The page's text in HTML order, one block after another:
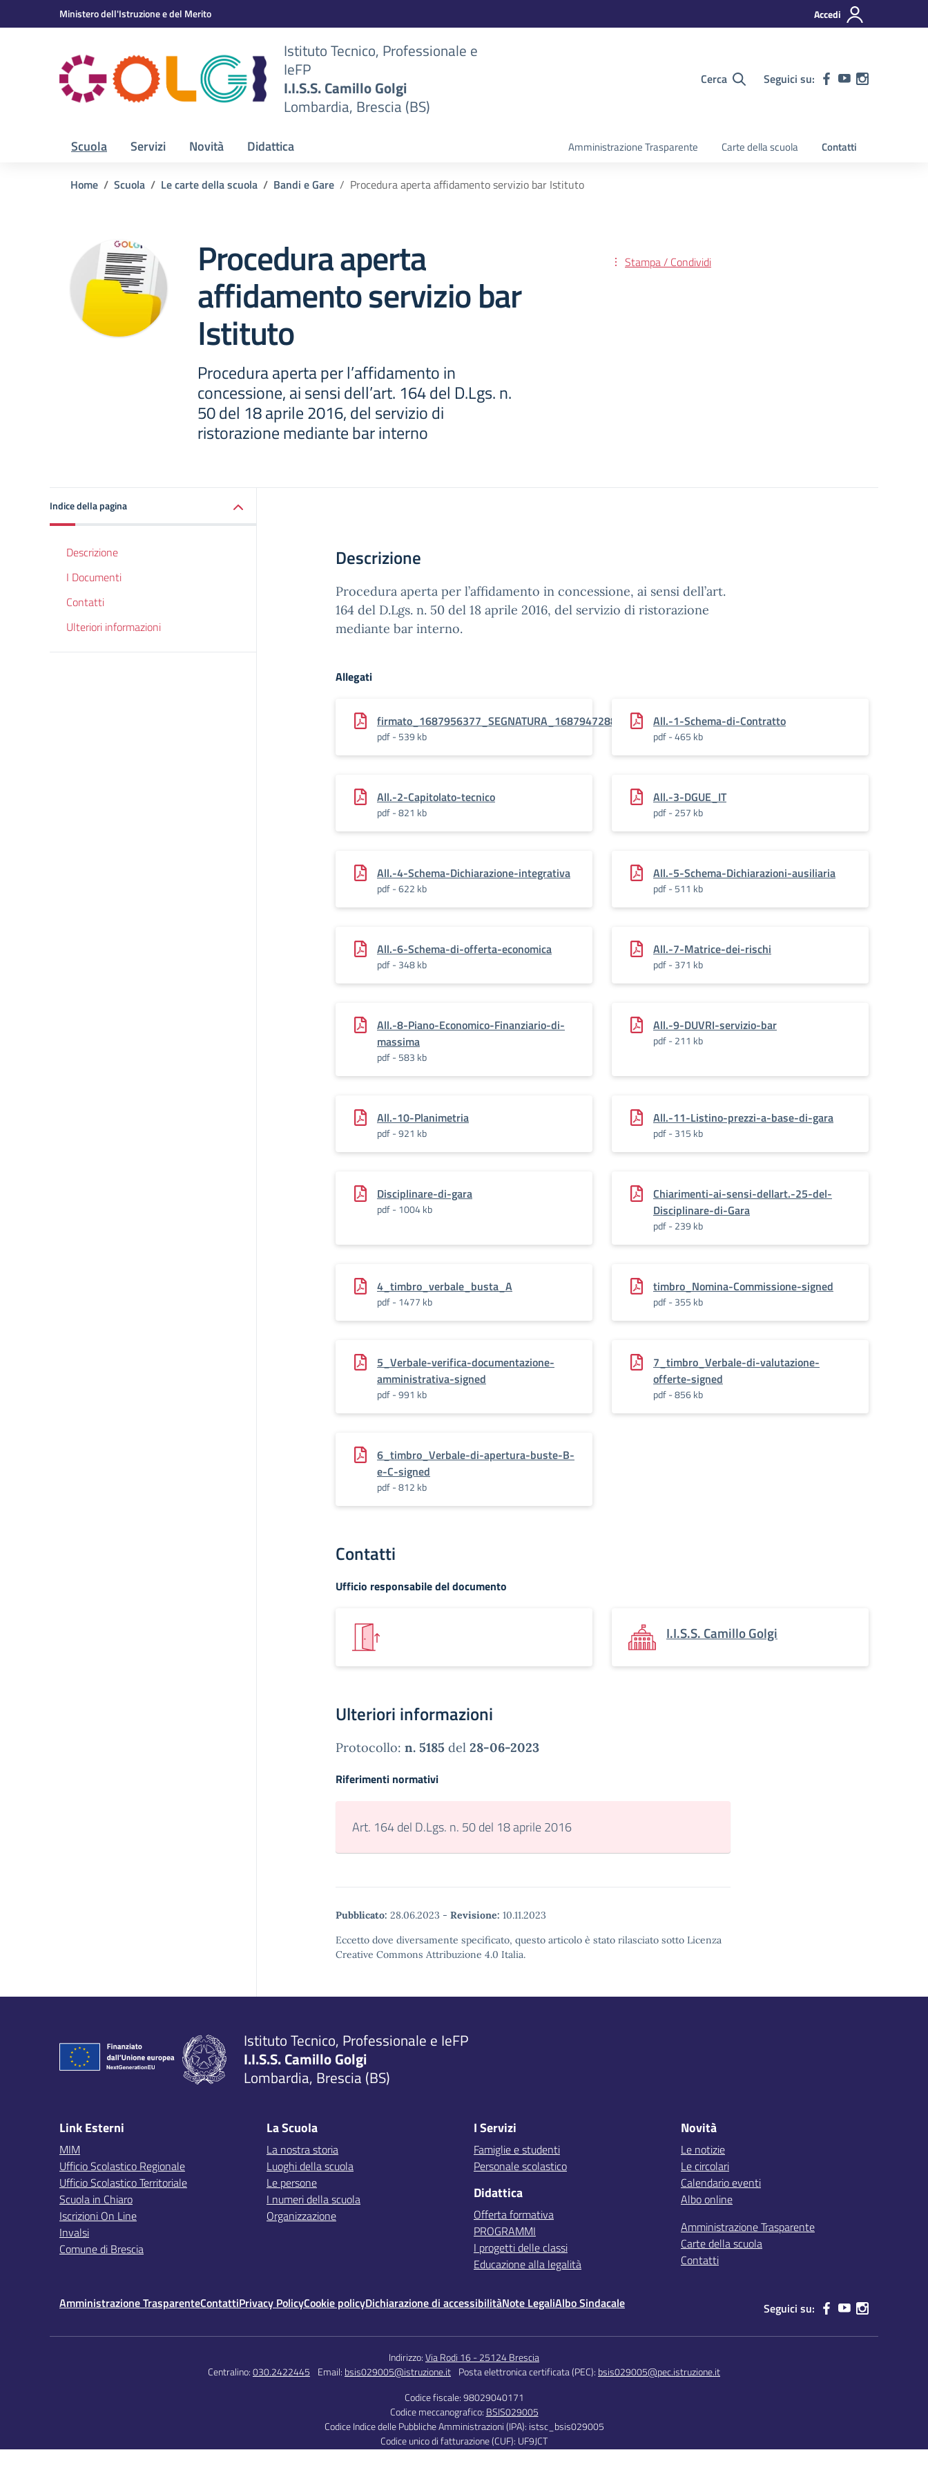
Vai ai contenuti
Vai al menu di navigazioneMinistero dell'Istruzione e del Merito Accedi
Istituto Tecnico, Professionale e
IeFP
I.I.S.S. Camillo Golgi
Lombardia, Brescia (BS)
Cerca Seguici su:
Scuola Servizi Novità Didattica Amministrazione Trasparente Carte della scuola Contatti
Home Scuola Le carte della scuola Bandi e Gare Procedura aperta affidamento servizio bar Istituto
Procedura aperta
affidamento servizio bar
Istituto
Procedura aperta per l’affidamento in
concessione, ai sensi dell’art. 164 del D.Lgs. n.
50 del 18 aprile 2016, del servizio di
ristorazione mediante bar interno
Stampa / Condividi
Indice della pagina
Descrizione
I Documenti
Contatti
Ulteriori informazioni
Descrizione
Procedura aperta per l’affidamento in concessione, ai sensi dell’art.
164 del D.Lgs. n. 50 del 18 aprile 2016, del servizio di ristorazione
mediante bar interno.
Allegati
firmato_1687956377_SEGNATURA_1687947288_determina_BAR
pdf - 539 kb
All.-1-Schema-di-Contratto
pdf - 465 kb
All.-2-Capitolato-tecnico
pdf - 821 kb
All.-3-DGUE_IT
pdf - 257 kb
All.-4-Schema-Dichiarazione-integrativa
pdf - 622 kb
All.-5-Schema-Dichiarazioni-ausiliaria
pdf - 511 kb
All.-6-Schema-di-offerta-economica
pdf - 348 kb
All.-7-Matrice-dei-rischi
pdf - 371 kb
All.-8-Piano-Economico-Finanziario-di-
massima
pdf - 583 kb
All.-9-DUVRI-servizio-bar
pdf - 211 kb
All.-10-Planimetria
pdf - 921 kb
All.-11-Listino-prezzi-a-base-di-gara
pdf - 315 kb
Disciplinare-di-gara
pdf - 1004 kb
Chiarimenti-ai-sensi-dellart.-25-del-
Disciplinare-di-Gara
pdf - 239 kb
4_timbro_verbale_busta_A
pdf - 1477 kb
timbro_Nomina-Commissione-signed
pdf - 355 kb
5_Verbale-verifica-documentazione-
amministrativa-signed
pdf - 991 kb
7_timbro_Verbale-di-valutazione-
offerte-signed
pdf - 856 kb
6_timbro_Verbale-di-apertura-buste-B-
e-C-signed
pdf - 812 kb
Contatti
Ufficio responsabile del documento
I.I.S.S. Camillo Golgi
Ulteriori informazioni
Protocollo: n. 5185 del 28-06-2023
Riferimenti normativi
Art. 164 del D.Lgs. n. 50 del 18 aprile 2016
Pubblicato: 28.06.2023 - Revisione: 10.11.2023
Eccetto dove diversamente specificato, questo articolo è stato rilasciato sotto Licenza
Creative Commons Attribuzione 4.0 Italia.
Istituto Tecnico, Professionale e IeFP
I.I.S.S. Camillo Golgi
Lombardia, Brescia (BS)
Link Esterni
MIM
Ufficio Scolastico Regionale
Ufficio Scolastico Territoriale
Scuola in Chiaro
Iscrizioni On Line
Invalsi
Comune di Brescia
La Scuola
La nostra storia
Luoghi della scuola
Le persone
I numeri della scuola
Organizzazione
I Servizi
Famiglie e studenti
Personale scolastico
Didattica
Offerta formativa
PROGRAMMI
I progetti delle classi
Educazione alla legalità
Novità
Le notizie
Le circolari
Calendario eventi
Albo online
Amministrazione Trasparente
Carte della scuola
Contatti
Amministrazione TrasparenteContattiPrivacy PolicyCookie policyDichiarazione di accessibilitàNote LegaliAlbo Sindacale Seguici su:
Indirizzo:Via Rodi 16 - 25124 Brescia
Centralino:030.2422445 Email: bsis029005@istruzione.it Posta elettronica certificata (PEC): bsis029005@pec.istruzione.it
Codice fiscale: 98029040171
Codice meccanografico: BSIS029005
Codice Indice delle Pubbliche Amministrazioni (IPA): istsc_bsis029005
Codice unico di fatturazione (CUF): UF9JCT